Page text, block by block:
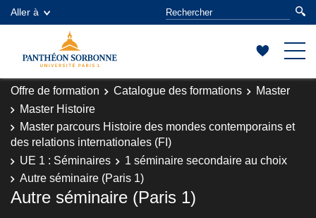
Aller à
Offre de formation Catalogue des formations
Master
Master Histoire
Master parcours Histoire des mondes contemporains et
des relations internationales (FI)
UE 1 : Séminaires
1 séminaire secondaire au choix
Autre séminaire (Paris 1)
Autre séminaire (Paris 1)